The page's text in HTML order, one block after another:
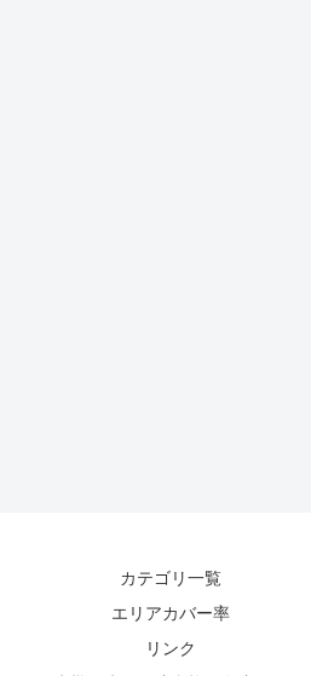
カテゴリ一覧
エリアカバー率
リンク